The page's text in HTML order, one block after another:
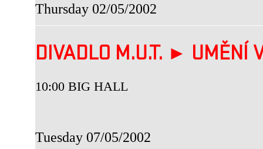
Thursday 02/05/2002
DIVADLO M.U.T. ►
10:00 BIG HALL
Tuesday 07/05/2002